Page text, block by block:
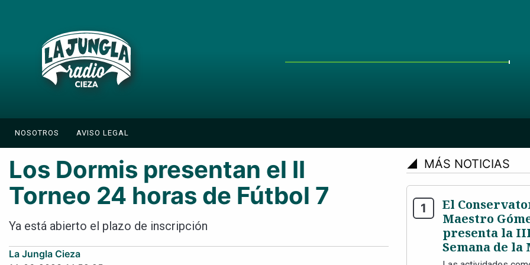
NOSOTROS AVISO LEGAL
Los Dormis presentan el II
Torneo 24 horas de Fútbol 7
Ya está abierto el plazo de inscripción
La Jungla Cieza
signal_cellular_4_bar MÁS NOTICIAS
El
Maestro
presenta la
Semana de la